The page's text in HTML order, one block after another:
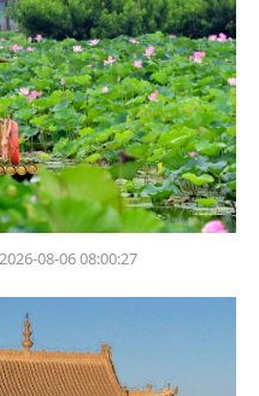
2026-08-06 08:00:27